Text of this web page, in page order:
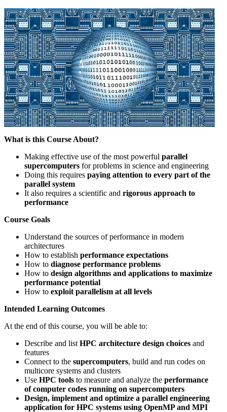
What is this Course About?
Making effective use of the most powerful parallel
supercomputers for problems in science and engineering
Doing this requires paying attention to every part of the
parallel system
It also requires a scientific and rigorous approach to
performance
Course Goals
Understand the sources of performance in modern
architectures
How to establish performance expectations
How to diagnose performance problems
How to design algorithms and applications to maximize
performance potential
How to exploit parallelism at all levels
Intended Learning Outcomes
At the end of this course, you will be able to:
Describe and list HPC architecture design choices and
features
Connect to the supercomputers, build and run codes on
multicore systems and clusters
Use HPC tools to measure and analyze the performance
of computer codes running on supercomputers
Design, implement and optimize a parallel engineering
application for HPC systems using OpenMP and MPI